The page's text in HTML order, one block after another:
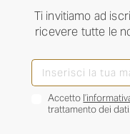
Ti invitiamo ad
ricevere tutte le
Accetto
trattamento dei dati.